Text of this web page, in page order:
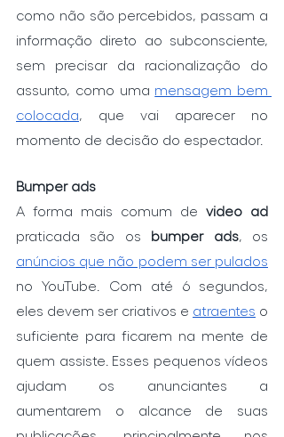
como não são percebidos, passam a
informação direto ao subconsciente,
sem precisar da racionalização do
assunto, como uma mensagem bem
colocada, que vai aparecer no
momento de decisão do espectador.
Bumper ads
A forma mais comum de video ad
praticada são os bumper ads
anúncios que não podem ser pulados
no YouTube. Com até 6 segundos,
eles devem ser criativos e atraentes o
suficiente para ficarem na mente de
quem assiste. Esses pequenos vídeos
ajudam os anunciantes a
aumentarem o alcance de suas